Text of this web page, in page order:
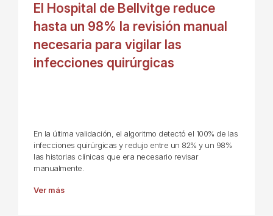
El Hospital de Bellvitge reduce
hasta un 98% la revisión manual
necesaria para vigilar las
infecciones quirúrgicas
En la última validación, el algoritmo detectó el 100% de las
infecciones quirúrgicas y redujo entre un 82% y un 98%
las historias clínicas que era necesario revisar
manualmente.
Ver más